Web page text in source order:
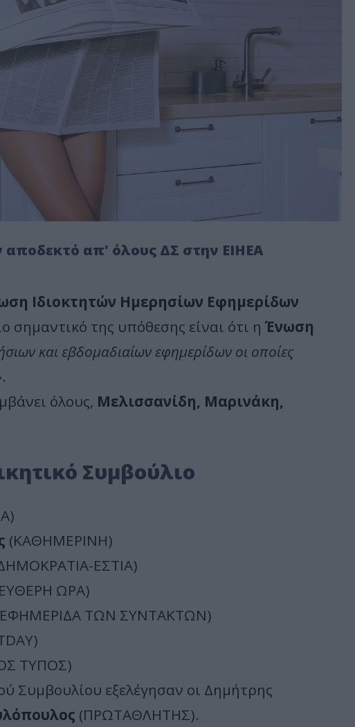
αποδεκτό απ' όλους ΔΣ στην ΕΙΗΕΑ
Ιδιοκτητών Ημερησίων Εφημερίδων
σημαντικό της υπόθεσης είναι ότι η Ένωση
και εβδομαδιαίων εφημερίδων οι οποίες
.
όλους, Μελισσανίδη, Μαρινάκη,
Συμβούλιο
(ΚΑΘΗΜΕΡΙΝΗ)
ΕΣΤΙΑ)
ΩΡΑ)
ΤΩΝ ΣΥΝΤΑΚΤΩΝ)
ΤΥΠΟΣ)
Συμβουλίου εξελέγησαν οι Δημήτρης
(ΠΡΩΤΑΘΛΗΤΗΣ).